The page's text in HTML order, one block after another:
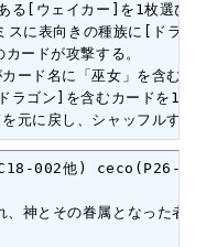
[ウェイカー]を1枚選び、表
に表向きの種族に[ドラゴ
ードが攻撃する。
ド名に「巫女」を含む場合
含むカードを1枚選び、
し、シャッフルする。
(C18-002他) ceco(P26-
、神とその眷属となった者